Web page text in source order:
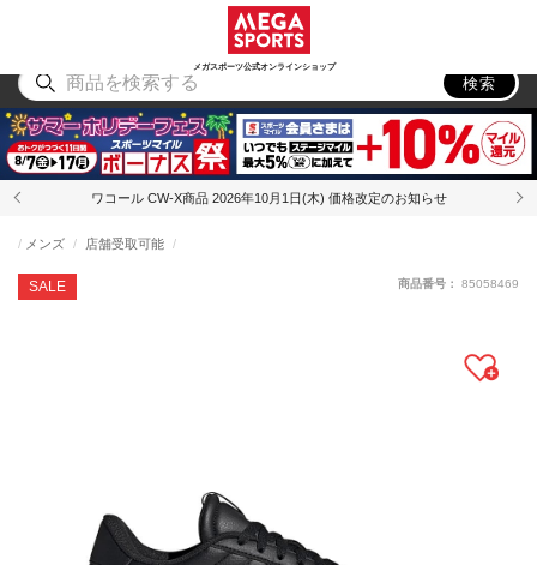
メガスポーツ公式オンラインショップ
アウトドア
検索
ワコール CW-X商品 2026年10月1日(木) 価格改定のお知らせ
SALE
メンズ 店舗受取可能
商品番号： 85058469